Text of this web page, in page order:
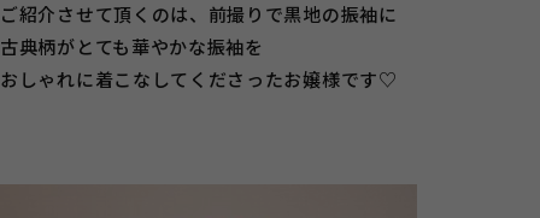
ご紹介させて頂くのは、前撮りで黒地の振袖に
古典柄がとても華やかな振袖を
おしゃれに着こなしてくださったお嬢様です♡